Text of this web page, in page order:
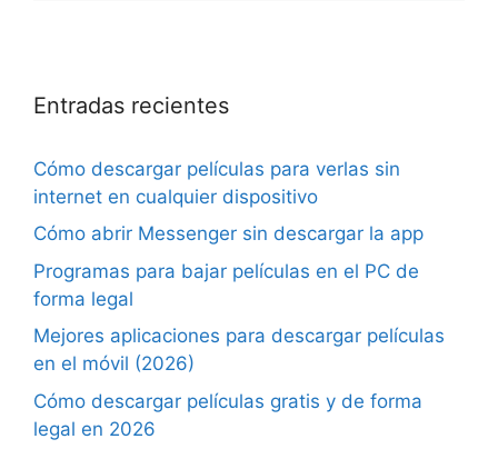
Entradas recientes
Cómo descargar películas para verlas sin
internet en cualquier dispositivo
Cómo abrir Messenger sin descargar la app
Programas para bajar películas en el PC de
forma legal
Mejores aplicaciones para descargar películas
en el móvil (2026)
Cómo descargar películas gratis y de forma
legal en 2026